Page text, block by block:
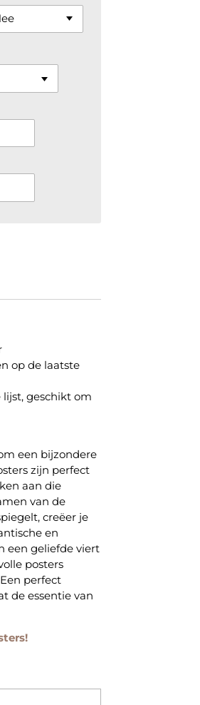
op de laatste
geschikt om
een bijzondere
zijn perfect
aan die
van de
creëer je
en
een geliefde viert
posters
perfect
de essentie van